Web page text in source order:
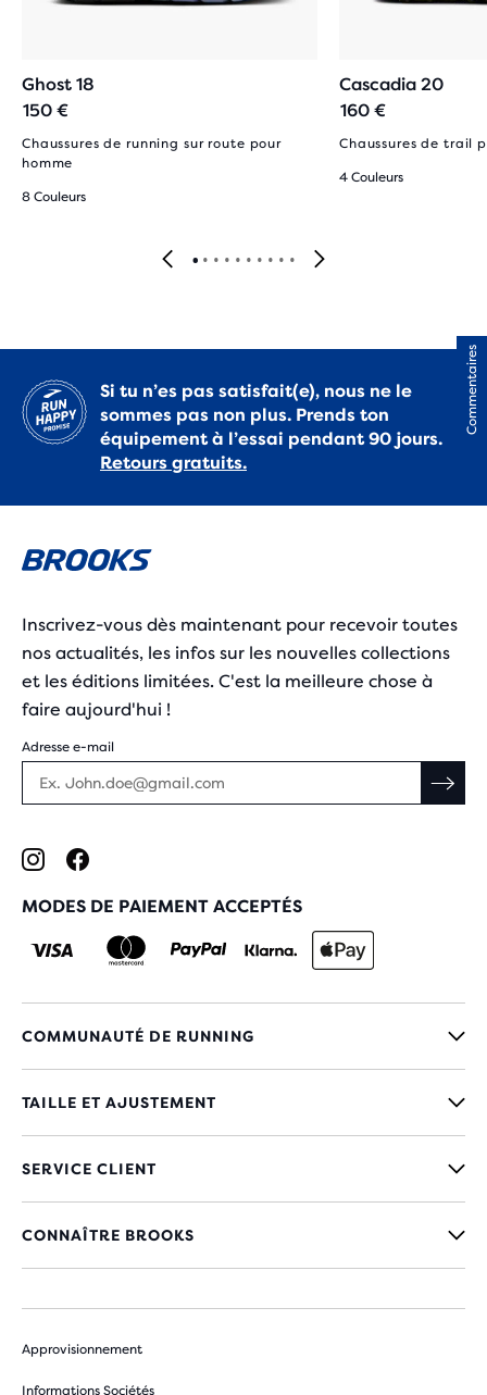
Ghost 18
150 €
Chaussures de running sur route pour
homme
8 Couleurs
Cascadia 20
160 €
Chaussures de trail
4 Couleurs
Si tu n’es pas satisfait(e), nous ne le
sommes pas non plus. Prends ton
équipement à l’essai pendant 90 jours.
Retours gratuits.
Inscrivez-vous dès maintenant pour recevoir toutes
nos actualités, les infos sur les nouvelles collections
et les éditions limitées. C'est la meilleure chose à
faire aujourd'hui !
Adresse e-mail
MODES DE PAIEMENT ACCEPTÉS
COMMUNAUTÉ DE RUNNING
TAILLE ET AJUSTEMENT
SERVICE CLIENT
CONNAÎTRE BROOKS
Approvisionnement
Informations Sociétés
Commentaires